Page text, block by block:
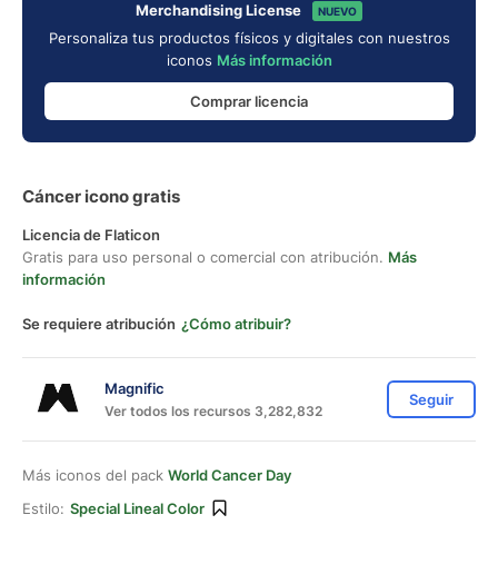
Merchandising License NUEVO
Personaliza tus productos físicos y digitales con nuestros
iconos Más información
Comprar licencia
Cáncer icono gratis
Licencia de Flaticon
Gratis para uso personal o comercial con atribución. Más
información
Se requiere atribución ¿Cómo atribuir?
Magnific
Ver todos los recursos 3,282,832
Seguir
Más iconos del pack World Cancer Day
Estilo: Special Lineal Color